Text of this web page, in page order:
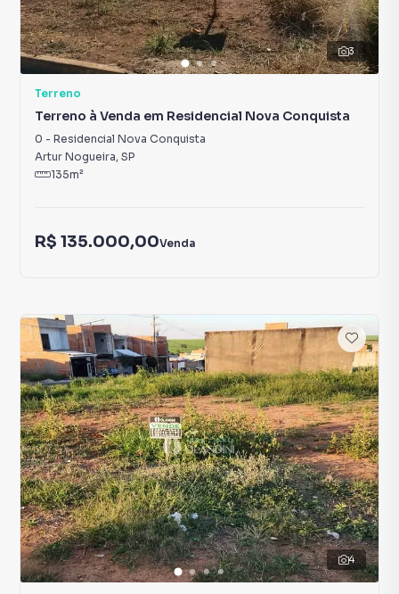
3
Terreno
Terreno à Venda em Residencial Nova Conquista
0 - Residencial Nova Conquista
Artur Nogueira, SP
135m²
R$ 135.000,00Venda
4